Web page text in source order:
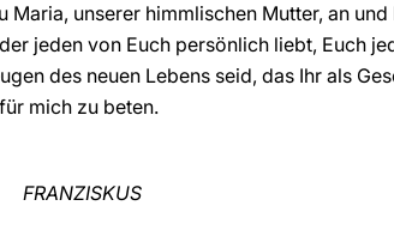
unserer himmlischen Mutter, an
jeden von Euch persönlich liebt, Euch
des neuen Lebens seid, das Ihr als
mich zu beten.
FRANZISKUS